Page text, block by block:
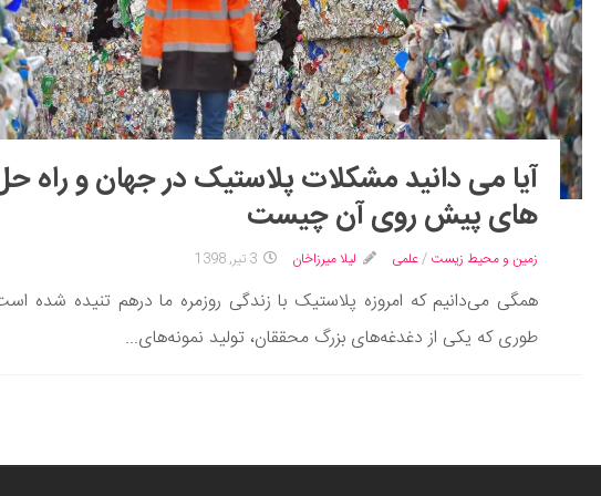
آیا می دانید مشکلات پلاستیک در جهان و راه
های پیش روی آن چیست
زمین و محیط زیست /علمی لیلا میرزاخان 3 تیر, 1398
همگی می‌دانیم که امروزه پلاستیک با زندگی روزمره ما درهم تنیده شده
طوری که یکی از دغدغه­‌های بزرگ محققان، تولید نمونه‌های...